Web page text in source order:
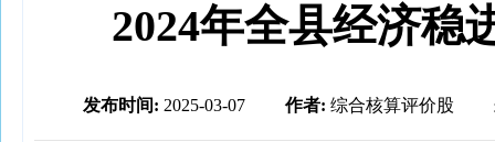
2024年全县经济稳
发布时间: 2025-03-07 作者: 综合核算评价股